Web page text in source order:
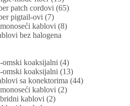
patch cordovi (65)
pigtail-ovi (7)
kablovi (8)
bez halogena
omski koaksijalni (4)
omski koaksijalni (13)
sa konektorima (44)
kablovi (2)
kablovi (2)